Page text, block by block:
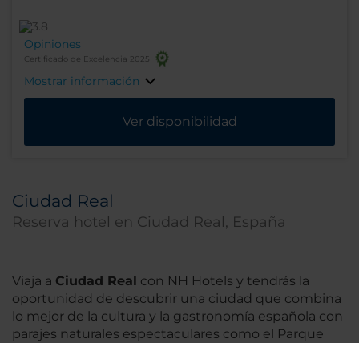
Opiniones
Certificado de Excelencia 2025
Mostrar información
Ver disponibilidad
Ciudad Real
Reserva hotel en Ciudad Real, España
Viaja a Ciudad Real con NH Hotels y tendrás la
oportunidad de descubrir una ciudad que combina
lo mejor de la cultura y la gastronomía española con
parajes naturales espectaculares como el Parque